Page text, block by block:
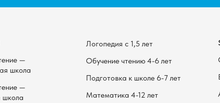
—
школа
Логопедия с 1,5 лет
Обучение чтению 4-6 лет
Подготовка к школе 6-7 лет
Математика 4-12 лет
—
школа